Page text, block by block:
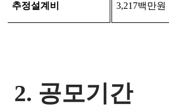
추정설계비 3,217백만원
2. 공모기간